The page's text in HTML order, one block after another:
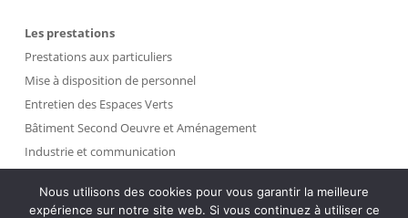
Les prestations
Prestations aux particuliers
Mise à disposition de personnel
Entretien des Espaces Verts
Bâtiment Second Oeuvre et Aménagement
Industrie et communication
Nous utilisons des cookies pour vous garantir la meilleure
expérience sur notre site web. Si vous continuez à utiliser ce